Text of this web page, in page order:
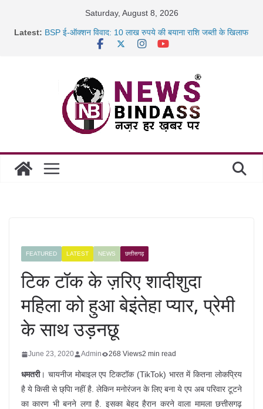
Saturday, August 8, 2026
Latest: BSP ई-ऑक्शन विवाद: 10 लाख रुपये की बयाना राशि जब्ती के खिलाफ
साइबर ठगी पर दुर्ग पुलिस का बड़ा एक्शन: 13 म्यूल बैंक खाताधारक
गिरफ्तार
FEATURED LATEST NEWS छत्तीसगढ़
टिक टॉक के ज़रिए शादीशुदा
महिला को हुआ बेइंतेहा प्यार, प्रेमी
के साथ उड़नछू
June 23, 2020 Admin 268 Views2 min read
धमतरी। चायनीज मोबाइल एप टिकटॉक (TikTok) भारत में कितना लोकप्रिय
है ये किसी से छ्पिा नहीं है. लेकिन मनोरंजन के लिए बना ये एप अब परिवार टूटने
का कारण भी बनने लगा है. इसका बेहद हैरान करने वाला मामला छत्तीसगढ़